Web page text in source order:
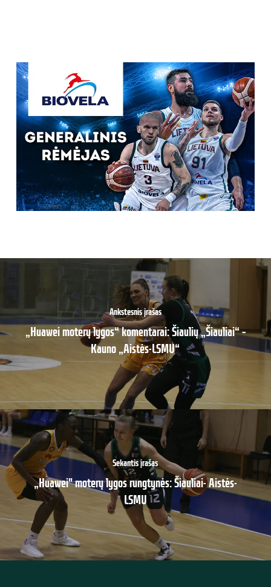
Ankstesnis įrašas
„Huawei moterų lygos“ komentarai: Šiaulių „Šiauliai“ –
Kauno „Aistės-LSMU“
Sekantis įrašas
„Huawei" moterų lygos rungtynės: Šiauliai- Aistės-
LSMU